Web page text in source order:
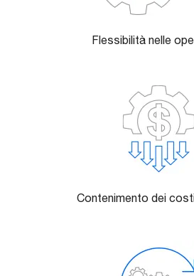
Flessibilità nelle
Contenimento dei